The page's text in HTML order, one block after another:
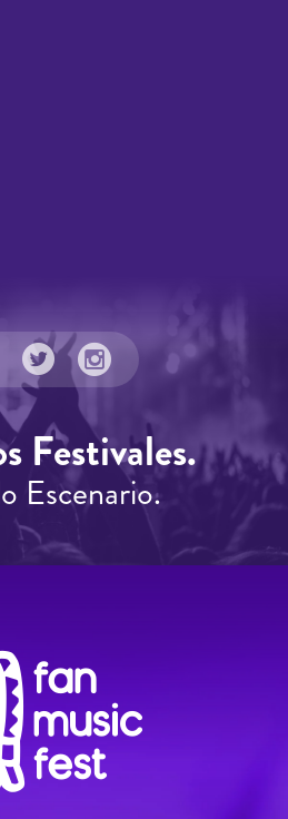
Festivales.
Escenario.